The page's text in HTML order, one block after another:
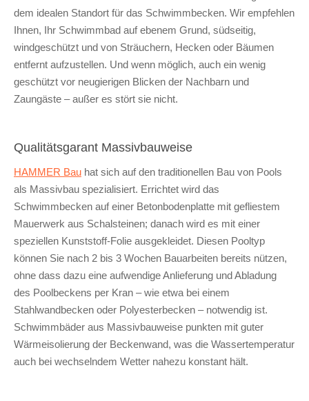
dem idealen Standort für das Schwimmbecken. Wir empfehlen
Ihnen, Ihr Schwimmbad auf ebenem Grund, südseitig,
windgeschützt und von Sträuchern, Hecken oder Bäumen
entfernt aufzustellen. Und wenn möglich, auch ein wenig
geschützt vor neugierigen Blicken der Nachbarn und
Zaungäste – außer es stört sie nicht.
Qualitätsgarant Massivbauweise
HAMMER Bau hat sich auf den traditionellen Bau von Pools
als Massivbau spezialisiert. Errichtet wird das
Schwimmbecken auf einer Betonbodenplatte mit gefliestem
Mauerwerk aus Schalsteinen; danach wird es mit einer
speziellen Kunststoff-Folie ausgekleidet. Diesen Pooltyp
können Sie nach 2 bis 3 Wochen Bauarbeiten bereits nützen,
ohne dass dazu eine aufwendige Anlieferung und Abladung
des Poolbeckens per Kran – wie etwa bei einem
Stahlwandbecken oder Polyesterbecken – notwendig ist.
Schwimmbäder aus Massivbauweise punkten mit guter
Wärmeisolierung der Beckenwand, was die Wassertemperatur
auch bei wechselndem Wetter nahezu konstant hält.